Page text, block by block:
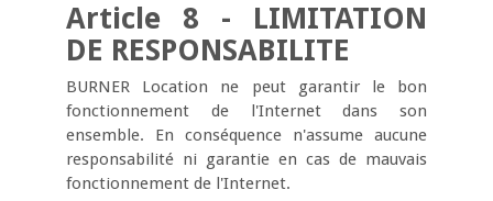
Article 8 - LIMITATION
DE RESPONSABILITE
BURNER Location ne peut garantir le bon
fonctionnement de l'Internet dans son
ensemble. En conséquence n'assume aucune
responsabilité ni garantie en cas de mauvais
fonctionnement de l'Internet.